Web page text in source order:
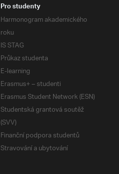
Pro studenty
Harmonogram akademického
roku
IS STAG
Průkaz studenta
E-learning
Erasmus+ – studenti
Erasmus Student Network (ESN)
Studentská grantová soutěž
(SVV)
Finanční podpora studentů
Stravování a ubytování